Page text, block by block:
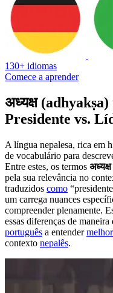
130+ idiomas
Comece a aprender
अध्यक्ष
Presidente vs.
A língua nepalesa, rica em
de vocabulário para
Entre estes, os termos अध्यक्ष
pela sua relevância no
traduzidos como
um carrega nuances
compreender plenamente.
essas diferenças de
português a entendermelhor
contexto nepalês.